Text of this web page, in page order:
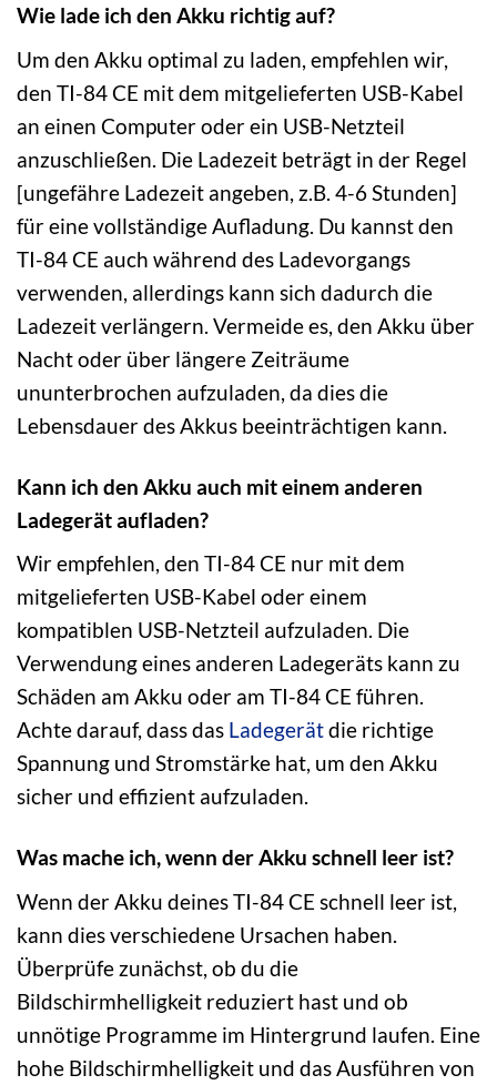
Wie lade ich den Akku richtig auf?
Um den Akku optimal zu laden, empfehlen wir,
den TI-84 CE mit dem mitgelieferten USB-Kabel
an einen Computer oder ein USB-Netzteil
anzuschließen. Die Ladezeit beträgt in der Regel
[ungefähre Ladezeit angeben, z.B. 4-6 Stunden]
für eine vollständige Aufladung. Du kannst den
TI-84 CE auch während des Ladevorgangs
verwenden, allerdings kann sich dadurch die
Ladezeit verlängern. Vermeide es, den Akku über
Nacht oder über längere Zeiträume
ununterbrochen aufzuladen, da dies die
Lebensdauer des Akkus beeinträchtigen kann.
Kann ich den Akku auch mit einem anderen
Ladegerät aufladen?
Wir empfehlen, den TI-84 CE nur mit dem
mitgelieferten USB-Kabel oder einem
kompatiblen USB-Netzteil aufzuladen. Die
Verwendung eines anderen Ladegeräts kann zu
Schäden am Akku oder am TI-84 CE führen.
Achte darauf, dass das Ladegerätdie richtige
Spannung und Stromstärke hat, um den Akku
sicher und effizient aufzuladen.
Was mache ich, wenn der Akku schnell leer ist?
Wenn der Akku deines TI-84 CE schnell leer ist,
kann dies verschiedene Ursachen haben.
Überprüfe zunächst, ob du die
Bildschirmhelligkeit reduziert hast und ob
unnötige Programme im Hintergrund laufen. Eine
hohe Bildschirmhelligkeit und das Ausführen von